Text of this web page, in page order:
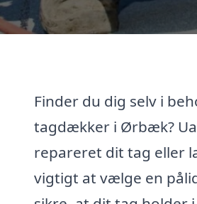
Finder du dig selv i
tagdækker i Ørbæk?
repareret dit tag eller
vigtigt at vælge en